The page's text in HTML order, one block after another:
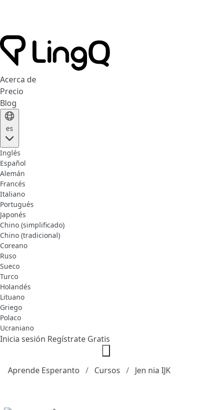
Acerca de
Precio
Blog
es
Inglés
Español
Alemán
Francés
Italiano
Portugués
Japonés
Chino (simplificado)
Chino (tradicional)
Coreano
Ruso
Sueco
Turco
Holandés
Lituano
Griego
Polaco
Ucraniano
Inicia sesión Regístrate Gratis
Aprende Esperanto Cursos Jen nia IJK